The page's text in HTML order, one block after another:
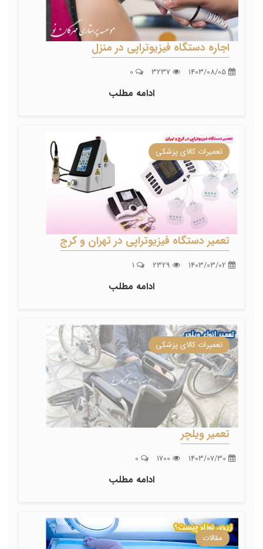
اجاره دستگاه فیزیوتراپی در منزل
ادامه مطلب
تعمیرات کالای پزشکی
تعمیر دستگاه فیزیوتراپی در تهران و کرج
ادامه مطلب
تعمیرات کالای پزشکی
تعمیر ویلچر
ادامه مطلب
مقالات